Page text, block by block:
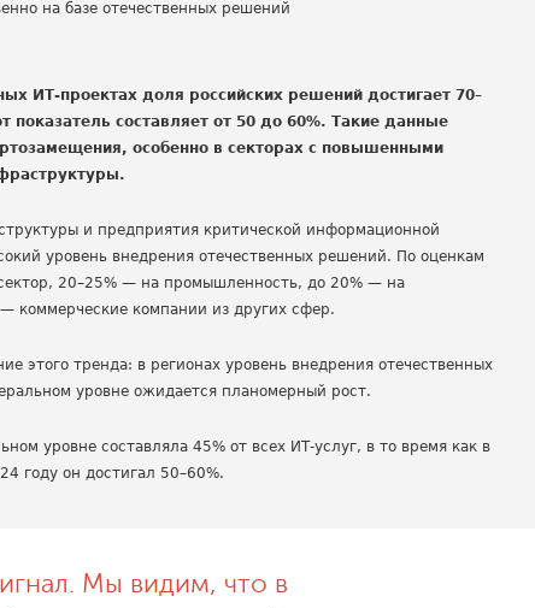
ИТ-проектах доля российских решений достигает 70–
составляет от 50 до 60%. Такие данные
особенно в секторах с повышенными
и предприятия критической информационной
уровень внедрения отечественных решений. По оценкам
20–25% — на промышленность, до 20% — на
коммерческие компании из других сфер.
этого тренда: в регионах уровень внедрения отечественных
уровне ожидается планомерный рост.
уровне составляла 45% от всех ИТ-услуг, в то время как в
году он достигал 50–60%.
Мы видим, что в